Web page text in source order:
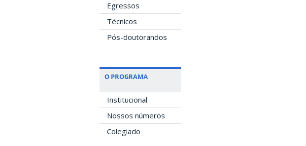
Egressos
Técnicos
Pós-doutorandos
O PROGRAMA
Institucional
Nossos números
Colegiado